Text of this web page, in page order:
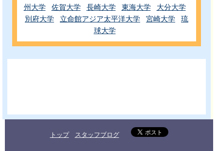
州大学
佐賀大学 長崎大学 東海大学
大分大学
別府大学
立命館アジア太平洋大学 宮崎大学
琉
球大学
トップ スタッフブログ